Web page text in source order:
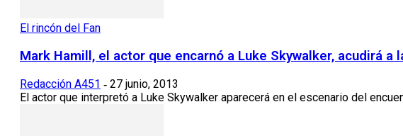
El rincón del Fan
Mark Hamill, el actor que encarnó a Luke Skywalker, acudirá a
Redacción A451 - 27 junio, 2013
El actor que interpretó a Luke Skywalker aparecerá en el escenario del